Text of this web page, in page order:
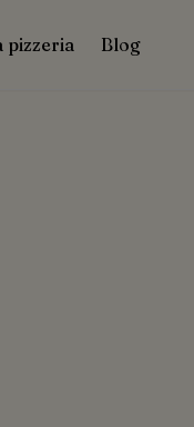
pizzeria Blog